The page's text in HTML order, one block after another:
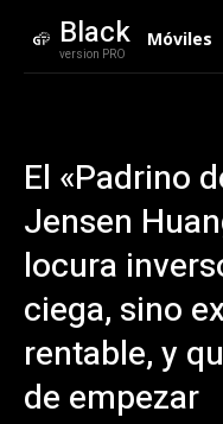
Black
version PRO
Móviles
El «Padrino
Jensen
locura
ciega, sino
rentable, y
de empezar